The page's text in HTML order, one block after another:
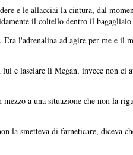
e le allacciai la cintura, dal
il coltello dentro il
l'adrenalina ad agire per me e il
e lasciare lì Megan, invece non ci
a una situazione che non la
la smetteva di farneticare, diceva